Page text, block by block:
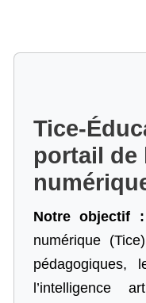
Tice-
portail de
Notre objectif :
numérique
pédagogiques,
l’intelligence